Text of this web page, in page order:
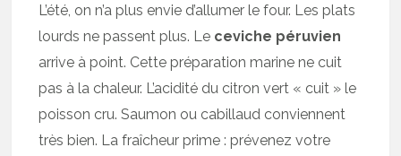
L’été, on n’a plus envie d’allumer le four. Les plats
lourds ne passent plus. Le ceviche péruvien
arrive à point. Cette préparation marine ne cuit
pas à la chaleur. L’acidité du citron vert « cuit » le
poisson cru. Saumon ou cabillaud conviennent
très bien. La fraîcheur prime : prévenez votre